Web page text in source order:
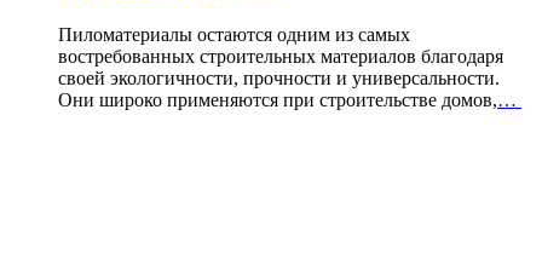
Пиломатериалы остаются одним из самых
востребованных строительных материалов благодаря
своей экологичности, прочности и универсальности.
Они широко применяются при строительстве домов,…